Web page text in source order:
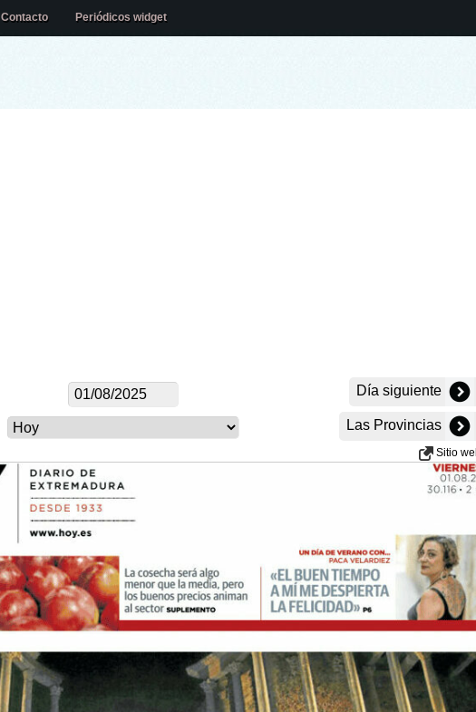
Contacto Periódicos widget
Día siguiente
Las Provincias
Sitio